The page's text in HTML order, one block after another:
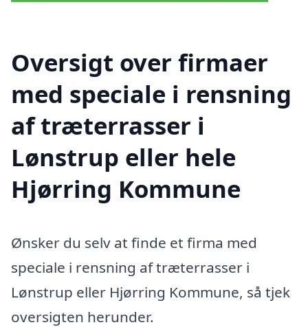
Oversigt over firmaer
med speciale i rensning
af træterrasser i
Lønstrup eller hele
Hjørring Kommune
Ønsker du selv at finde et firma med
speciale i rensning af træterrasser i
Lønstrup eller Hjørring Kommune, så tjek
oversigten herunder.